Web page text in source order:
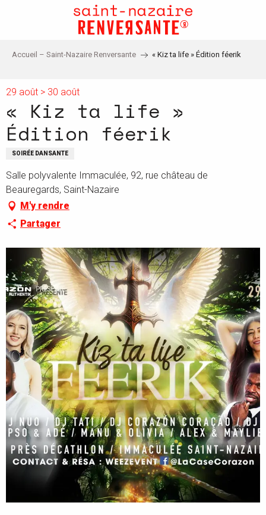
principal
Accueil – Saint-Nazaire Renversante « Kiz ta life » Édition féerik
29 août > 30 août
« Kiz ta life »
Édition féerik
SOIRÉE DANSANTE
Salle polyvalente Immaculée, 92, rue château de
Beauregards, Saint-Nazaire
M'y rendre
Partager